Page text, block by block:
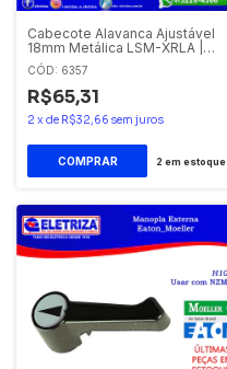
Cabecote Alavanca Ajustável
18mm Metálica LSM-XRLA |
Eaton Moeller - Eletriza
CÓD: 6357
R$65,31
2 x de R$32,66 sem juros
2 em estoque